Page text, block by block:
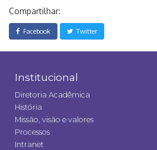
Compartilhar:
Facebook Twitter
Institucional
Diretoria Acadêmica
História
Missão, visão e valores
Processos
Intranet